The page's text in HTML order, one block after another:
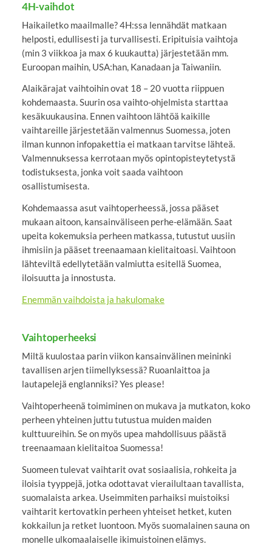
4H-vaihdot
Haikailetko maailmalle? 4H:ssa lennähdät matkaan
helposti, edullisesti ja turvallisesti. Eripituisia vaihtoja
(min 3 viikkoa ja max 6 kuukautta) järjestetään mm.
Euroopan maihin, USA:han, Kanadaan ja Taiwaniin.
Alaikärajat vaihtoihin ovat 18 – 20 vuotta riippuen
kohdemaasta. Suurin osa vaihto-ohjelmista starttaa
kesäkuukausina. Ennen vaihtoon lähtöä kaikille
vaihtareille järjestetään valmennus Suomessa, joten
ilman kunnon infopakettia ei matkaan tarvitse lähteä.
Valmennuksessa kerrotaan myös opintopisteytetystä
todistuksesta, jonka voit saada vaihtoon
osallistumisesta.
Kohdemaassa asut vaihtoperheessä, jossa pääset
mukaan aitoon, kansainväliseen perhe-elämään. Saat
upeita kokemuksia perheen matkassa, tutustut uusiin
ihmisiin ja pääset treenaamaan kielitaitoasi. Vaihtoon
lähteviltä edellytetään valmiutta esitellä Suomea,
iloisuutta ja innostusta.
Enemmän vaihdoista ja hakulomake
Vaihtoperheeksi
Miltä kuulostaa parin viikon kansainvälinen meininki
tavallisen arjen tiimellyksessä? Ruoanlaittoa ja
lautapelejä englanniksi? Yes please!
Vaihtoperheenä toimiminen on mukava ja mutkaton, koko
perheen yhteinen juttu tutustua muiden maiden
kulttuureihin. Se on myös upea mahdollisuus päästä
treenaamaan kielitaitoa Suomessa!
Suomeen tulevat vaihtarit ovat sosiaalisia, rohkeita ja
iloisia tyyppejä, jotka odottavat vierailultaan tavallista,
suomalaista arkea. Useimmiten parhaiksi muistoiksi
vaihtarit kertovatkin perheen yhteiset hetket, kuten
kokkailun ja retket luontoon. Myös suomalainen sauna on
monelle ulkomaalaiselle ikimuistoinen elämys.